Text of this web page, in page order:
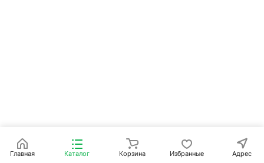
Главная Каталог Корзина Избранные Адрес